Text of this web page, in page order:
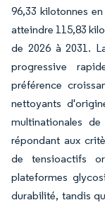
96,33 kilotonnes
atteindre 115,83
de 2026 à 2031.
progressive
préférence
nettoyants
multinationales
répondant aux
de tensioactifs
plateformes
durabilité, tandis